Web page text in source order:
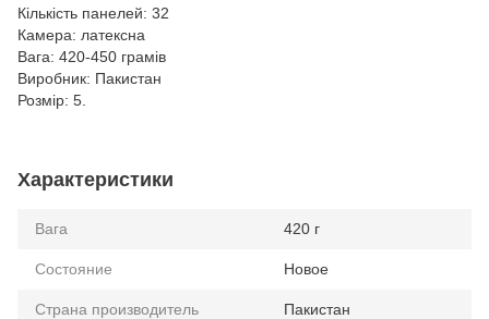
Кількість панелей: 32
Камера: латексна
Вага: 420-450 грамів
Виробник: Пакистан
Розмір: 5.
Характеристики
Вага 420 г
Состояние Новое
Страна производитель Пакистан